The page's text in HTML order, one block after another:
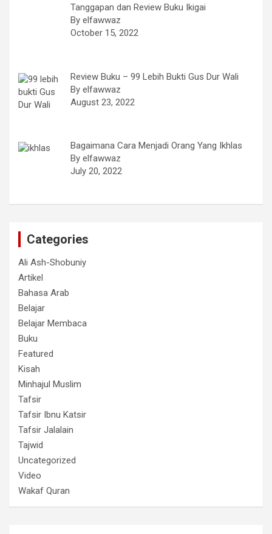
Tanggapan dan Review Buku Ikigai
By elfawwaz
October 15, 2022
Review Buku – 99 Lebih Bukti Gus Dur Wali
By elfawwaz
August 23, 2022
Bagaimana Cara Menjadi Orang Yang Ikhlas
By elfawwaz
July 20, 2022
Categories
Ali Ash-Shobuniy
Artikel
Bahasa Arab
Belajar
Belajar Membaca
Buku
Featured
Kisah
Minhajul Muslim
Tafsir
Tafsir Ibnu Katsir
Tafsir Jalalain
Tajwid
Uncategorized
Video
Wakaf Quran